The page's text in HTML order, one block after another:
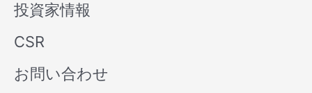
投資家情報
CSR
お問い合わせ